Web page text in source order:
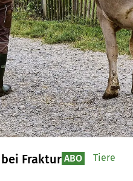
Fraktur ABO Tiere